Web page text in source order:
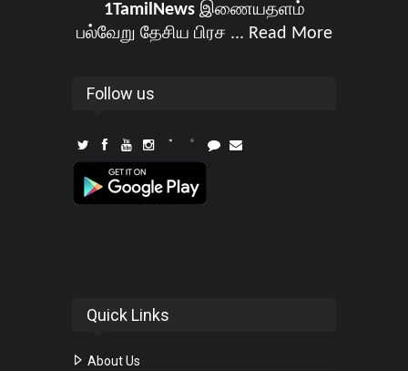
1TamilNewsஇணையதளம்
பல்வேறு தேசிய பிரச ... Read More
Follow us
Quick Links
About Us